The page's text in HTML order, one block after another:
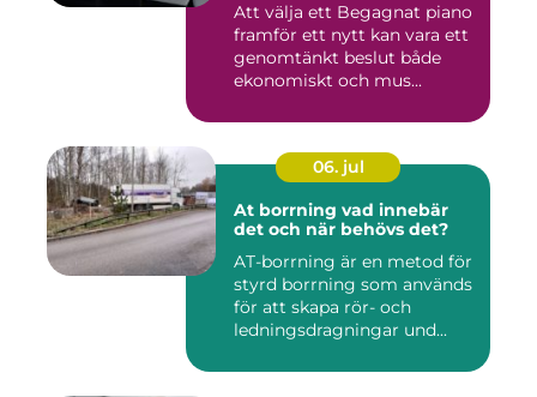
Att välja ett Begagnat piano
framför ett nytt kan vara ett
genomtänkt beslut både
ekonomiskt och mus...
06. jul
At borrning vad innebär
det och när behövs det?
AT-borrning är en metod för
styrd borrning som används
för att skapa rör- och
ledningsdragningar und...